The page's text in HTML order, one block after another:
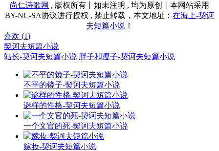
尚仁诗歌网 , 版权所有丨如未注明 , 均为原创丨本网站采用
BY-NC-SA协议进行授权 , 禁止转载，本文地址： 在海上-契诃
夫短篇小说 ！
喜欢 (1)
契诃夫短篇小说
站长-契诃夫短篇小说 胖子和瘦子-契诃夫短篇小说
不平的镜子-契诃夫短篇小说
谜样的性格-契诃夫短篇小说
一个文官的死-契诃夫短篇小说
嫁妆-契诃夫短篇小说